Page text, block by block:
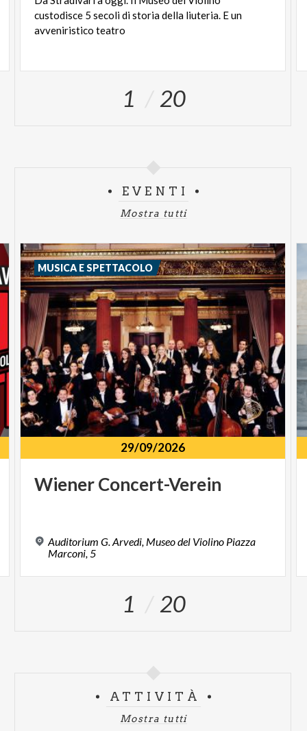
Jacques & Lise.
custodisce 5 secoli di storia della liuteria. E un
avveniristico teatro
1 20
EVENTI
Mostra tutti
29/09/2026
WienerConcert-Verein
Auditorium G. Arvedi, Museo del Violino Piazza
Marconi, 5
MUSICA E SPETTACOLO
1 20
ATTIVITÀ
Mostra tutti